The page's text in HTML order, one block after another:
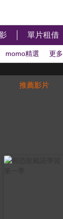
單片租借
momo精選 更多
推薦影片